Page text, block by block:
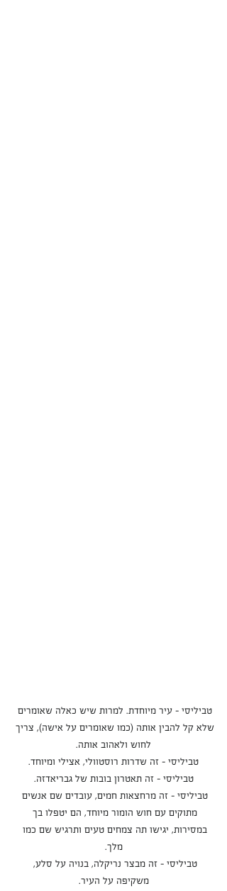
טביליסי - עיר מיוחדת. למרות שיש כאלה שאומרים
שלא קל להבין אותה (כמו שאומרים על אישה), צריך
לחוש ולאהוב אותה.
טביליסי - זה שדרות רוסטוולי, אצילי ומיוחד.
טביליסי - זה תאטרון בובות של גבריאדזה.
טביליסי - זה מרחצאות חמים, עובדים שם אנשים
מתוקים עם חוש הומור מיוחד, הם יטפלו בך
במסירות, יגישו תה צמחים טעים ותרגיש שם כמו
מלך.
טביליסי - זה מבצר נריקלה, בנויה על סלע,
משקיפה על העיר.